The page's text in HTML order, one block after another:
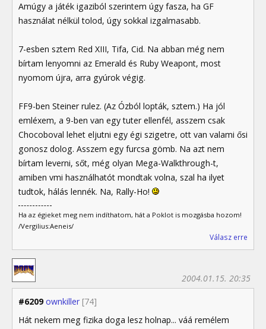
Amúgy a játék igaziból szerintem úgy fasza, ha GF
használat nélkül tolod, úgy sokkal izgalmasabb.
7-esben sztem Red XIII, Tifa, Cid. Na abban még nem
bírtam lenyomni az Emerald és Ruby Weapont, most
nyomom újra, arra gyúrok végig.
FF9-ben Steiner rulez. (Az Ózból lopták, sztem.) Ha jól
emléxem, a 9-ben van egy tuter ellenfél, asszem csak
Chocoboval lehet eljutni egy égi szigetre, ott van valami ősi
gonosz dolog. Asszem egy furcsa gömb. Na azt nem
bírtam leverni, sőt, még olyan Mega-Walkthrough-t,
amiben vmi használhatót mondtak volna, szal ha ilyet
tudtok, hálás lennék. Na, Rally-Ho!
Ha az égieket meg nem indíthatom, hát a Poklot is mozgásba hozom!
/Vergilius:Aeneis/
Válasz erre
#6209 ownkiller [74]
2004.01.15. 20:35
Hát nekem meg fizika doga lesz holnap... váá remélem